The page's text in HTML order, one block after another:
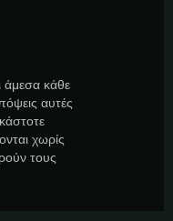
άμεσα κάθε
αυτές
χωρίς
τους